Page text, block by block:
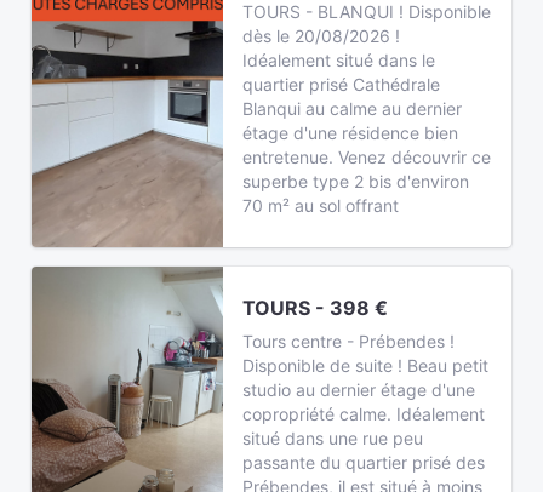
TOURS - BLANQUI ! Disponible
dès le 20/08/2026 !
Idéalement situé dans le
quartier prisé Cathédrale
Blanqui au calme au dernier
étage d'une résidence bien
entretenue. Venez découvrir ce
superbe type 2 bis d'environ
70 m² au sol offrant
TOURS - 398 €
Tours centre - Prébendes !
Disponible de suite ! Beau petit
studio au dernier étage d'une
copropriété calme. Idéalement
situé dans une rue peu
passante du quartier prisé des
Prébendes, il est situé à moins